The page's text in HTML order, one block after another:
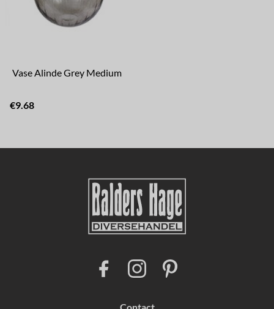
Vase Alinde Grey Medium
€9.68
I
n